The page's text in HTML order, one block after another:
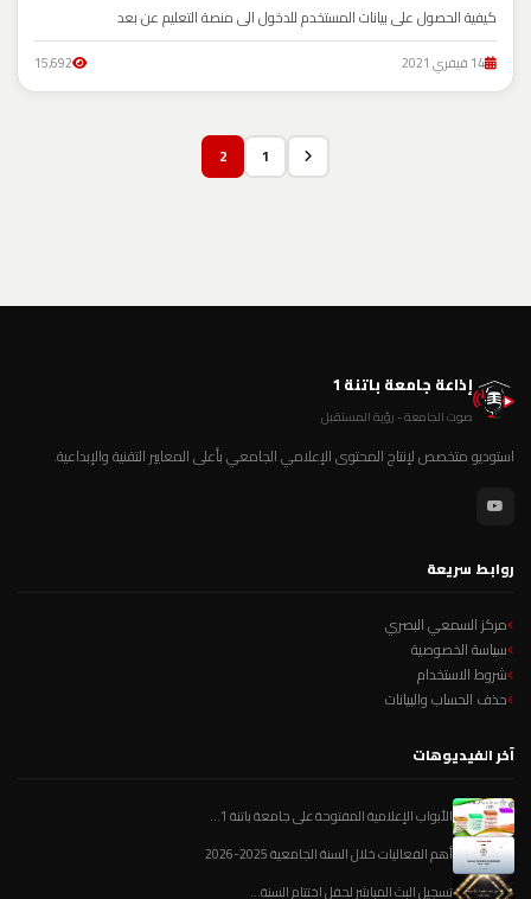
كيفية الحصول على بيانات المستخدم للدخول الى منصة التعليم عن بعد
14 فيفري 2021 15,692
1
2
إذاعة جامعة باتنة 1
صوت الجامعة - رؤية المستقبل
استوديو متخصص لإنتاج المحتوى الإعلامي الجامعي بأعلى المعايير التقنية والإبداعية.
روابط سريعة
مركز السمعي البصري
سياسة الخصوصية
شروط الاستخدام
حذف الحساب والبيانات
آخر الفيديوهات
الأبواب الإعلامية المفتوحة على جامعة باتنة 1...
أهم الفعاليات خلال السنة الجامعية 2025-2026
تسجيل البث المباشر لحفل اختتام السنة...